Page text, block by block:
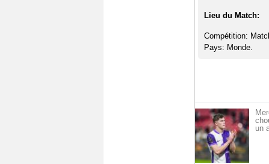
Lieu du Match:
Compétition:
Pays: Monde.
un